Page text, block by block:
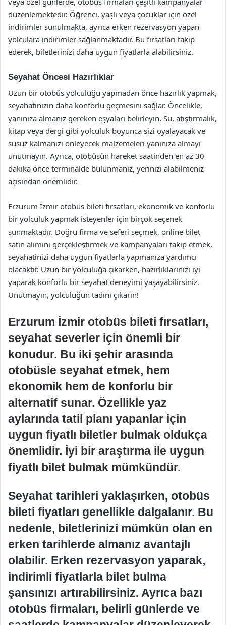
düzenlemektedir. Öğrenci, yaşlı veya çocuklar için özel
indirimler sunulmakta, ayrıca erken rezervasyon yapan
yolculara indirimler sağlanmaktadır. Bu fırsatları takip
ederek, biletlerinizi daha uygun fiyatlarla alabilirsiniz.
Seyahat Öncesi Hazırlıklar
Uzun bir otobüs yolculuğu yapmadan önce hazırlık yapmak,
seyahatinizin daha konforlu geçmesini sağlar. Öncelikle,
yanınıza almanız gereken eşyaları belirleyin. Su, atıştırmalık,
kitap veya dergi gibi yolculuk boyunca sizi oyalayacak ve
susuz kalmanızı önleyecek malzemeleri yanınıza almayı
unutmayın. Ayrıca, otobüsün hareket saatinden en az 30
dakika önce terminalde bulunmanız, yerinizi alabilmeniz
açısından önemlidir.
Erzurum İzmir otobüs bileti fırsatları, ekonomik ve konforlu
bir yolculuk yapmak isteyenler için birçok seçenek
sunmaktadır. Doğru firma ve seferi seçmek, online bilet
satın alımını gerçekleştirmek ve kampanyaları takip etmek,
seyahatinizi daha uygun fiyatlarla yapmanıza yardımcı
olacaktır. Uzun bir yolculuğa çıkarken, hazırlıklarınızı iyi
yaparak konforlu bir seyahat deneyimi yaşayabilirsiniz.
Unutmayın, yolculuğun tadını çıkarın!
Erzurum İzmir otobüs bileti fırsatları,
seyahat severler için önemli bir
konudur. Bu iki şehir arasında
otobüsle seyahat etmek, hem
ekonomik hem de konforlu bir
alternatif sunar. Özellikle yaz
aylarında tatil planı yapanlar için
uygun fiyatlı biletler bulmak oldukça
önemlidir. İyi bir araştırma ile uygun
fiyatlı bilet bulmak mümkündür.
Seyahat tarihleri yaklaşırken, otobüs
bileti fiyatları genellikle dalgalanır. Bu
nedenle, biletlerinizi mümkün olan en
erken tarihlerde almanız avantajlı
olabilir. Erken rezervasyon yaparak,
indirimli fiyatlarla bilet bulma
şansınızı artırabilirsiniz. Ayrıca bazı
otobüs firmaları, belirli günlerde ve